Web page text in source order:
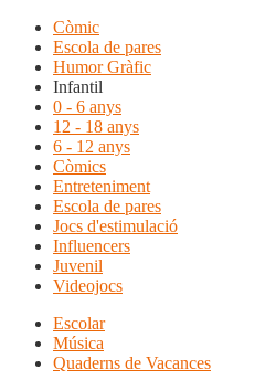
Còmic
Escola de pares
Humor Gràfic
Infantil
0 - 6 anys
12 - 18 anys
6 - 12 anys
Còmics
Entreteniment
Escola de pares
Jocs d'estimulació
Influencers
Juvenil
Videojocs
Escolar
Música
Quaderns de Vacances